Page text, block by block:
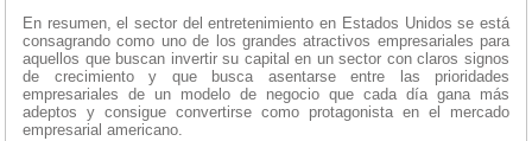
En resumen, el sector del entretenimiento en Estados Unidos se está
consagrando como uno de los grandes atractivos empresariales para
aquellos que buscan invertir su capital en un sector con claros signos
de crecimiento y que busca asentarse entre las prioridades
empresariales de un modelo de negocio que cada día gana más
adeptos y consigue convertirse como protagonista en el mercado
empresarial americano.